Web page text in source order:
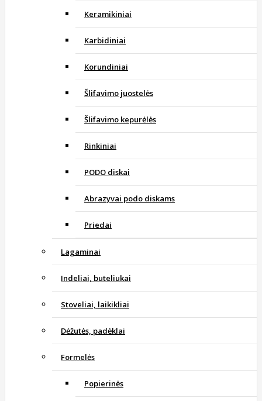
Keramikiniai
Karbidiniai
Korundiniai
Šlifavimo juostelės
Šlifavimo kepurėlės
Rinkiniai
PODO diskai
Abrazyvai podo diskams
Priedai
Lagaminai
Indeliai, buteliukai
Stoveliai, laikikliai
Dėžutės, padėklai
Formelės
Popierinės